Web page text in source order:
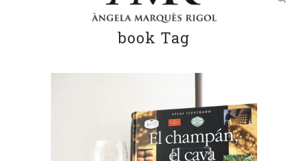
book Tag